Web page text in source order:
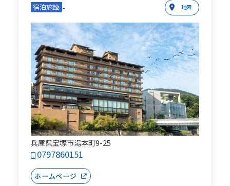
宿泊施設 - 地図
兵庫県宝塚市湯本町9-25
0797860151
ホームページ